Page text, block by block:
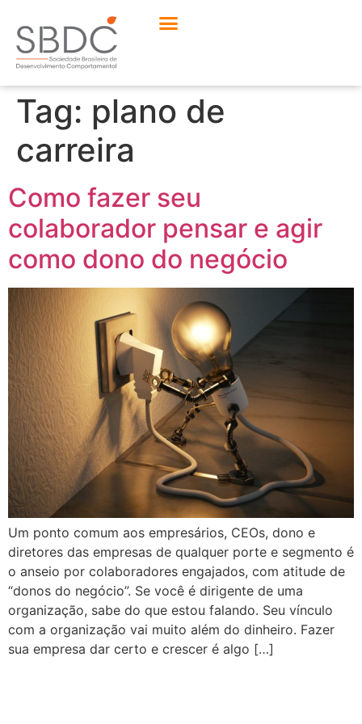
Tag: plano de
carreira
Como fazer seu
colaborador pensar e agir
como dono do negócio
Um ponto comum aos empresários, CEOs, dono e
diretores das empresas de qualquer porte e segmento é
o anseio por colaboradores engajados, com atitude de
“donos do negócio”. Se você é dirigente de uma
organização, sabe do que estou falando. Seu vínculo
com a organização vai muito além do dinheiro. Fazer
sua empresa dar certo e crescer é algo […]